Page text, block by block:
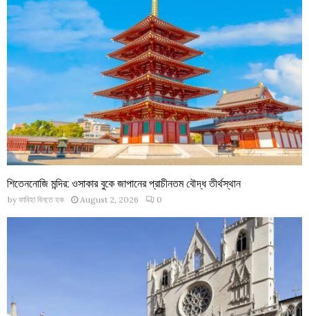
শিতেননোজি মন্দির: ওসাকার বুকে জাপানের প্রাচীনতম বৌদ্ধ তীর্থস্থান
by ফাবিহা বিনতে হক August 2, 2026 0